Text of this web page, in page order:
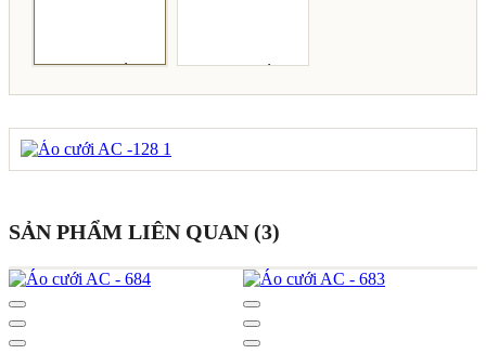
SẢN PHẨM LIÊN QUAN (3)